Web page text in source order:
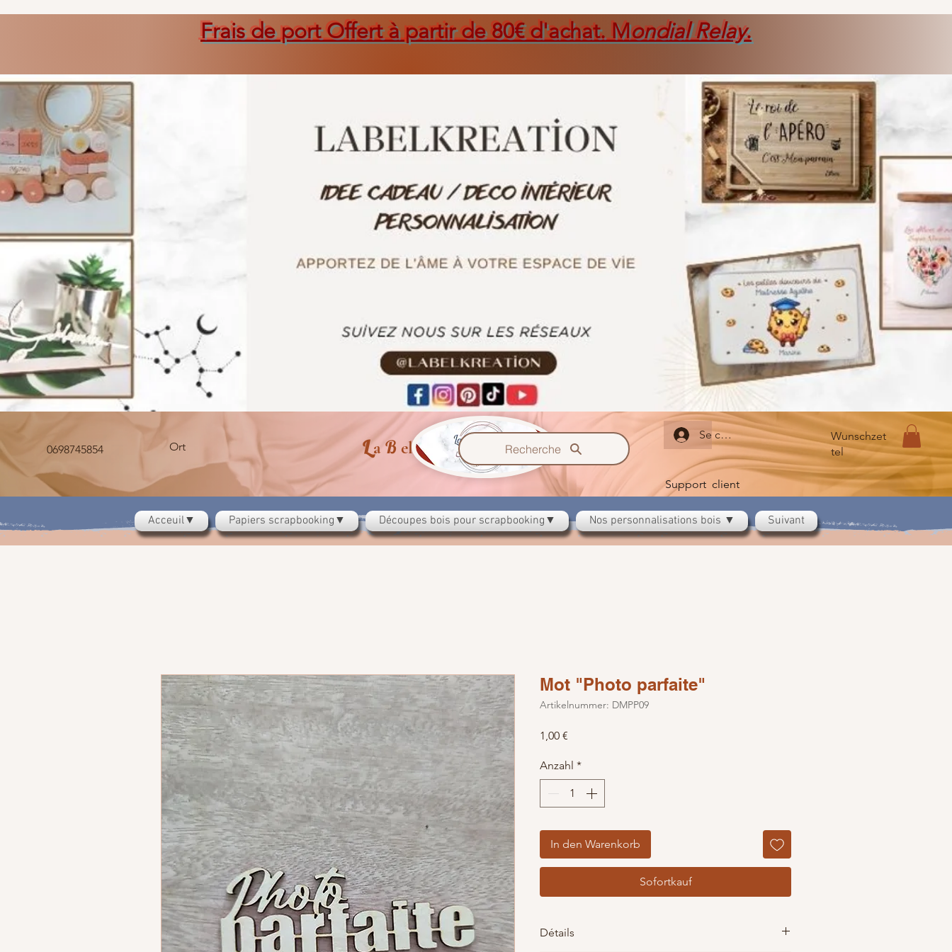
Frais de port Offert à partir de 80€ d'achat. Mondial Relay.
Acceuil▼ Papiers scrapbooking▼ Découpes bois pour scrapbooking▼ Nos personnalisations bois ▼ Suivant
0698745854 Ort La B elK ration Recherche
Se connecter
Support client
Wunschzet
tel
Mot "Photo parfaite"
Artikelnummer: DMPP09
1,00 €
Anzahl *
In den Warenkorb
Sofortkauf
Détails